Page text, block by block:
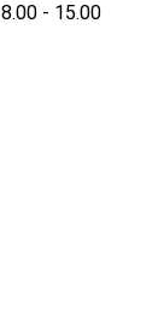
8.00 - 15.00